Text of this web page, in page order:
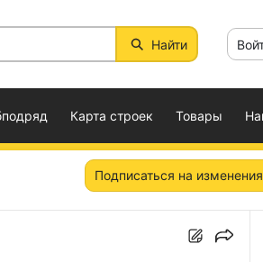
Найти
Карта строек Товары
Подписаться на изменения